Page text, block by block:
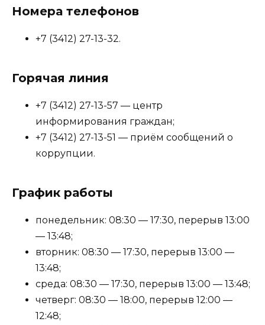
Номера телефонов
+7 (3412) 27-13-32.
Горячая линия
+7 (3412) 27-13-57 — центр
информирования граждан;
+7 (3412) 27-13-51 — приём сообщений о
коррупции.
График работы
понедельник: 08:30 — 17:30, перерыв 13:00
— 13:48;
вторник: 08:30 — 17:30, перерыв 13:00 —
13:48;
среда: 08:30 — 17:30, перерыв 13:00 — 13:48;
четверг: 08:30 — 18:00, перерыв 12:00 —
12:48;